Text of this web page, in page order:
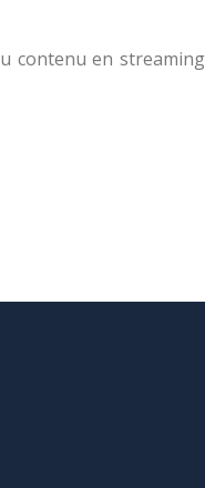
contenu en streaming